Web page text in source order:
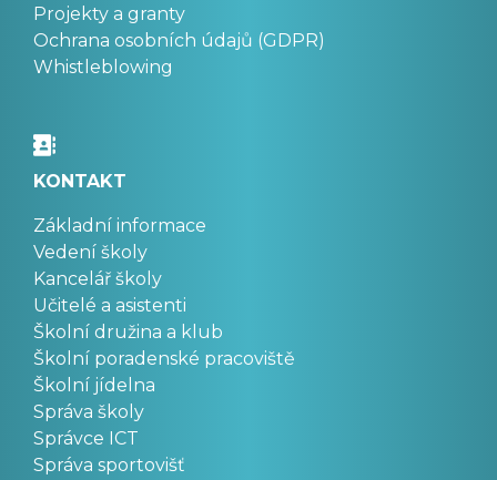
Projekty a granty
Ochrana osobních údajů (GDPR)
Whistleblowing
KONTAKT
Základní informace
Vedení školy
Kancelář školy
Učitelé a asistenti
Školní družina a klub
Školní poradenské pracoviště
Školní jídelna
Správa školy
Správce ICT
Správa sportovišť